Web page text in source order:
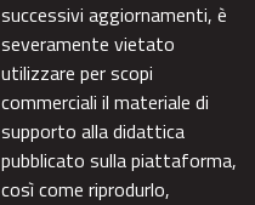
successivi aggiornamenti, è
severamente vietato
utilizzare per scopi
commerciali il materiale di
supporto alla didattica
pubblicato sulla piattaforma,
così come riprodurlo,